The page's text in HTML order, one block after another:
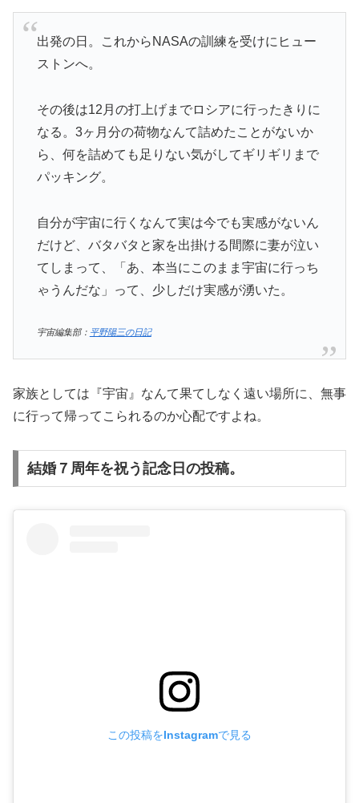
出発の日。これからNASAの訓練を受けにヒュー
ストンへ。
その後は12月の打上げまでロシアに行ったきりに
なる。3ヶ月分の荷物なんて詰めたことがないか
ら、何を詰めても足りない気がしてギリギリまで
パッキング。
自分が宇宙に行くなんて実は今でも実感がないん
だけど、バタバタと家を出掛ける間際に妻が泣い
てしまって、「あ、本当にこのまま宇宙に行っち
ゃうんだな」って、少しだけ実感が湧いた。
宇宙編集部： 平野陽三の日記
家族としては『宇宙』なんて果てしなく遠い場所に、無事
に行って帰ってこられるのか心配ですよね。
結婚７周年を祝う記念日の投稿。
この投稿をInstagramで見る